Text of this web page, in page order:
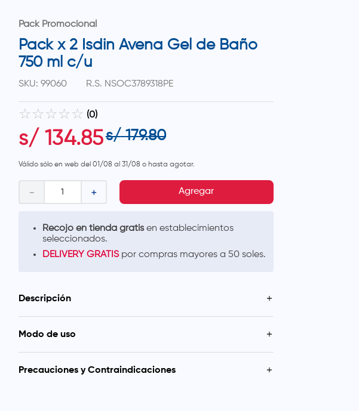
Pack Promocional
Pack x 2 Isdin Avena Gel de Baño
750 ml c/u
SKU: 99060 R.S. NSOC3789318PE
☆ ☆ ☆ ☆ ☆ (0)
s/ 134.85s/ 179.80
Válido sólo en web del 01/08 al 31/08 o hasta agotar.
＋
－ Agregar
Recojo en tienda gratisen establecimientos
seleccionados.
DELIVERY GRATISpor compras mayores a 50 soles.
Descripción
Limpieza para las pieles más sensibles.
Higiene, cuidado y protección de las pieles sensibles tanto
Modo de uso
Aclarar con abundante agua.
Precauciones y Contraindicaciones